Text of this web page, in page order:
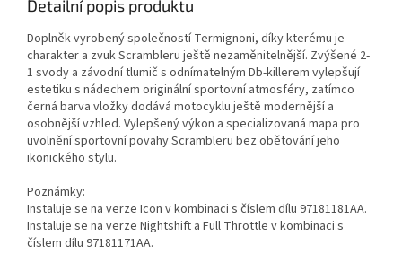
Detailní popis produktu
Doplněk vyrobený společností Termignoni, díky kterému je
charakter a zvuk Scrambleru ještě nezaměnitelnější. Zvýšené 2-
1 svody a závodní tlumič s odnímatelným Db-killerem vylepšují
estetiku s nádechem originální sportovní atmosféry, zatímco
černá barva vložky dodává motocyklu ještě modernější a
osobnější vzhled. Vylepšený výkon a specializovaná mapa pro
uvolnění sportovní povahy Scrambleru bez obětování jeho
ikonického stylu.
Poznámky:
Instaluje se na verze Icon v kombinaci s číslem dílu 97181181AA.
Instaluje se na verze Nightshift a Full Throttle v kombinaci s
číslem dílu 97181171AA.